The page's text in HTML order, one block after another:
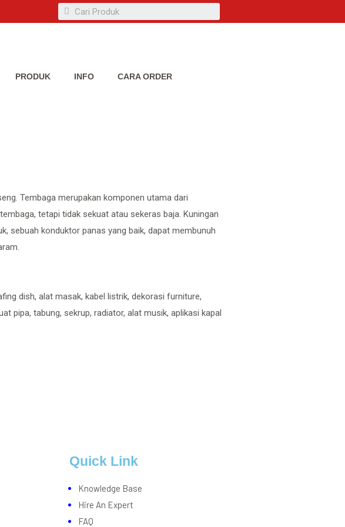
PRODUK INFO CARA ORDER
Tembaga merupakan komponen utama dari
tetapi tidak sekuat atau sekeras baja. Kuningan
sebuah konduktor panas yang baik, dapat membunuh
dish, alat masak, kabel listrik, dekorasi furniture,
pipa, tabung, sekrup, radiator, alat musik, aplikasi kapal
Quick Link
Knowledge Base
Hire An Expert
FAQ